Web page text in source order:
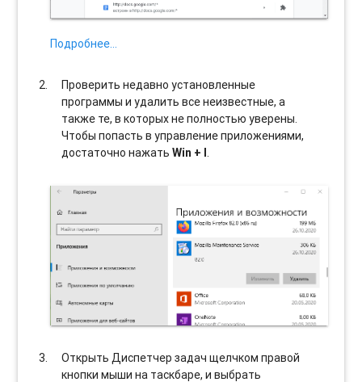
Подробнее…
Проверить недавно установленные
программы и удалить все неизвестные, а
также те, в которых не полностью уверены.
Чтобы попасть в управление приложениями,
достаточно нажатьWin + I.
Открыть Диспетчер задач щелчком правой
кнопки мыши на таскбаре, и выбрать